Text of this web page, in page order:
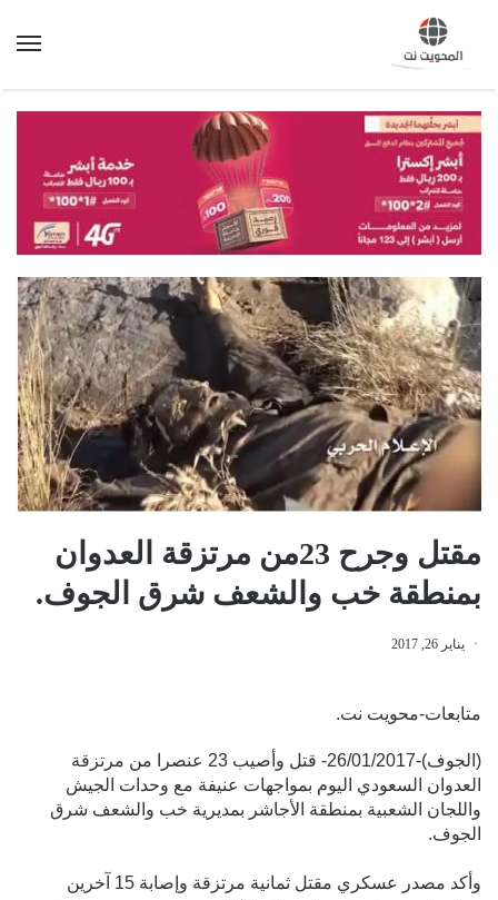
مقتل وجرح 23من مرتزقة العدوان
بمنطقة خب والشعف شرق الجوف.
يناير 26, 2017
متابعات-محويت نت.
(الجوف)-26/01/2017- قتل وأصيب 23 عنصرا من مرتزقة
العدوان السعودي اليوم بمواجهات عنيفة مع وحدات الجيش
واللجان الشعبية بمنطقة الأجاشر بمديرية خب والشعف شرق
الجوف.
وأكد مصدر عسكري مقتل ثمانية مرتزقة وإصابة 15 آخرين